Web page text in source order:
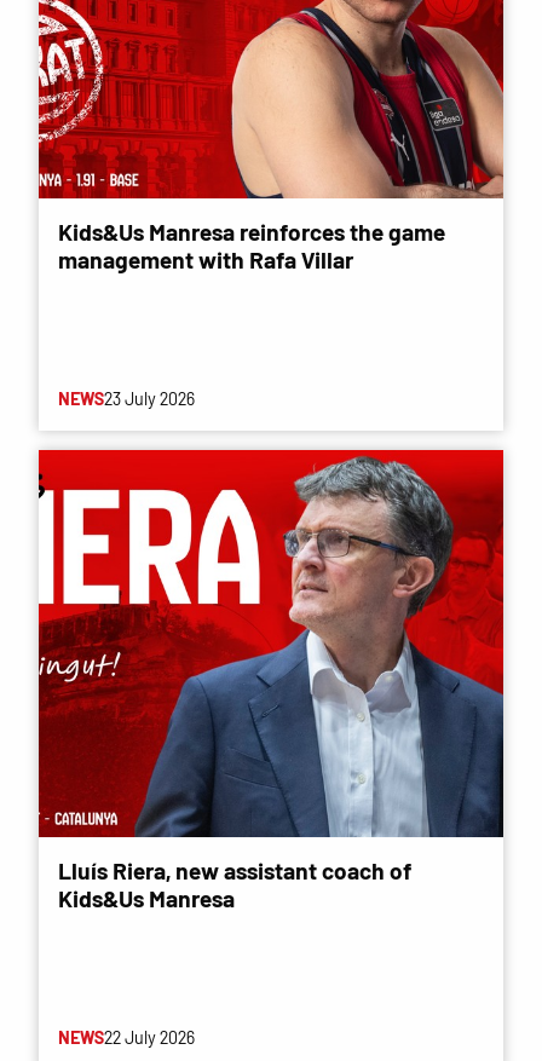
Kids&Us Manresa reinforces the game
management with Rafa Villar
NEWS23 July 2026
Lluís Riera, new assistant coach of
Kids&Us Manresa
NEWS22 July 2026